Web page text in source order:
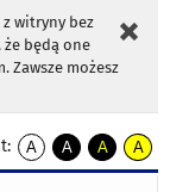
witryny bez
będą one
Zawsze możesz
A
kontrast
A
kontrast
A
kontrast
A